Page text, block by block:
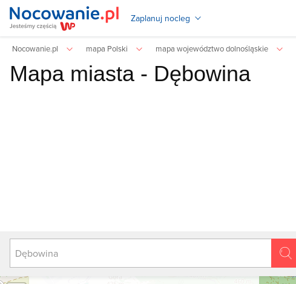
Zaplanuj nocleg
Nocowanie.pl mapa Polski mapa województwo dolnośląskie
Mapa miasta - Dębowina